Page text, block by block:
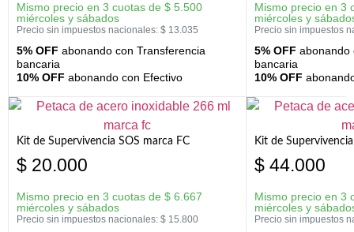
Mismo precio en 3 cuotas de $ 5.500
miércoles y sábados
Precio sin impuestos nacionales: $ 13.035
5% OFF abonando con Transferencia
bancaria
10% OFF abonando con Efectivo
Mismo precio en 3
miércoles y
Precio sin impuestos
5% OFF abonando
bancaria
10% OFF
Kit de Supervivencia SOS marca FC
$ 20.000
Mismo precio en 3 cuotas de $ 6.667
miércoles y sábados
Precio sin impuestos nacionales: $ 15.800
Kit de
$ 44.000
Mismo precio en 3
miércoles y
Precio sin impuestos